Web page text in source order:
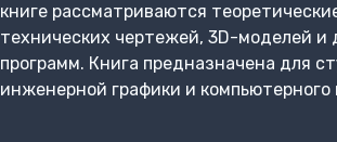
книге рассматриваются
технических чертежей, 3D-моделей и
программ. Книга предназначена для
инженерной графики и компьютерного